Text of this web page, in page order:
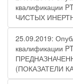
квалификации
ЧИСТЫХ
25.09.2019:
квалификации
(ПОКАЗАТЕЛИ